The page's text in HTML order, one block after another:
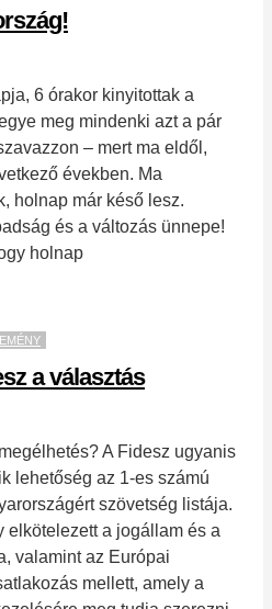
6 órakor kinyitottak a
meg mindenki azt a pár
– mert ma eldől,
években. Ma
holnap már késő lesz.
és a változás ünnepe!
holnap
a választás
A Fidesz ugyanis
lehetőség az 1-es számú
szövetség listája.
elkötelezett a jogállam és a
valamint az Európai
mellett, amely a